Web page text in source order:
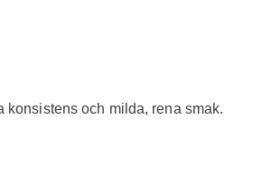
konsistens och milda, rena smak.